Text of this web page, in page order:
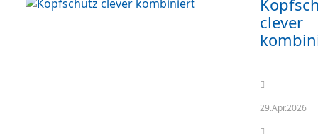
clever
29.Apr.2026